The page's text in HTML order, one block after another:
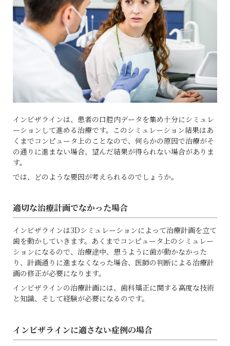
インビザラインは、患者の口腔内データを集め十分にシミュレ
ーションして進める治療です。 このシミュレーション結果はあ
くまでコンピュータ上のことなので、何らかの原因で治療がそ
の通りに進まない場合、望んだ結果が得られない場合がありま
す。
では、どのような要因が考えられるのでしょうか。
適切な治療計画でなかった場合
インビザラインは3Dシミュレーションによって治療計画を立て
歯を動かしていきます。あくまでコンピュータ上のシミュレー
ションになるので、治療途中、思うように歯が動かなかった
り、計画通りに進まなくなった場合、医師の判断による治療計
画の修正が必要になります。
インビザラインの治療計画には、歯科矯正に関する高度な技術
と知識、そして経験が必要になるのです。
インビザラインに適さない症例の場合